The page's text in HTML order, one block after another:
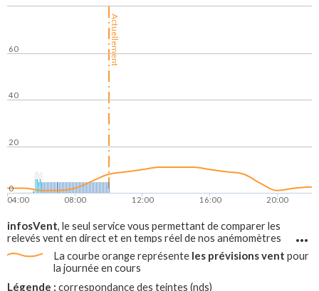
direct et en temps réel sur
pour avoir la force du vent et les rafales.
Actuellement
04:00 08:00 12:00 16:00 20:00
0
20
40
60
infosVent, le seul service vous permettant de comparer les
relevés vent en direct et en temps réel de nos anémomètres
avec les prévisions vent, sur tout le littoral francais !
La courbe orange représente les prévisions vent pour
la journée en cours
Légende : correspondance des teintes (nds)